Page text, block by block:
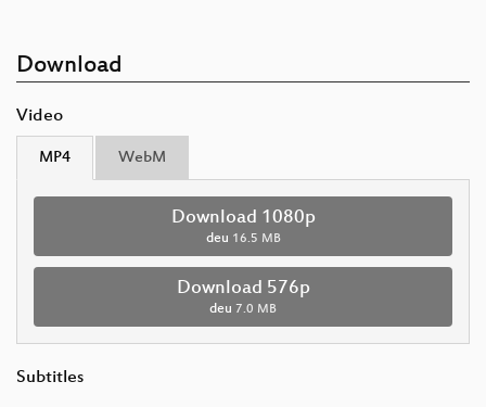
Download
Video
MP4 WebM
Download 1080p
deu 16.5 MB
Download 576p
deu 7.0 MB
Subtitles